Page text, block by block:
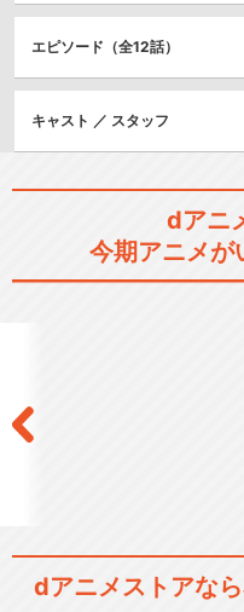
日々を送るライトだがある日偶
――「なんで死んでないんだ……
《木の実マスター》の真の力
の実”を食べられるという驚愕
だ！！！最強へのサクセスファ
険者になれないと言われた男に
アクション/バトル
エピソード（全12話）
キャスト ／ スタッフ
dアニ
今期アニメが
dアニメストアなら